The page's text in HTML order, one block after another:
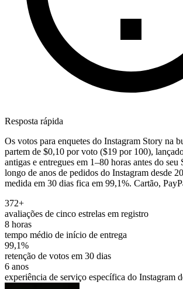
Resposta rápida
Os votos para enquetes do Instagram Story na
partem de $0,10 por voto ($19 por 100),
antigas e entregues em 1–80 horas antes do
longo de anos de pedidos do Instagram desde
medida em 30 dias fica em 99,1%. Cartão,
372+
avaliações de cinco estrelas em registro
8 horas
tempo médio de início de entrega
99,1%
retenção de votos em 30 dias
6 anos
experiência de serviço específica do Instagram